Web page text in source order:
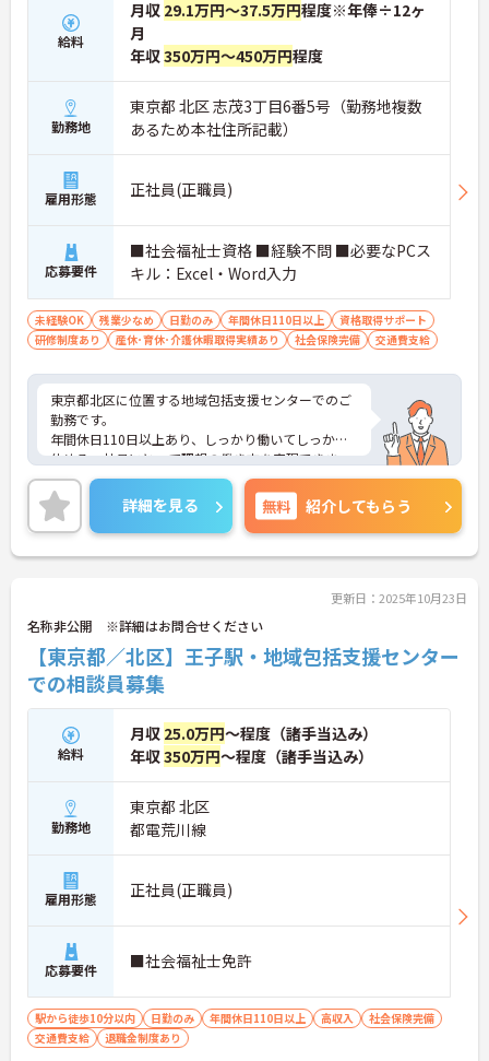
給料
月収 29.1万円～37.5万円程度※年俸÷12ヶ
月
年収350万円～450万円程度
勤務地
東京都 北区 志茂3丁目6番5号（勤務地複数
あるため本社住所記載）
雇用形態 正社員(正職員)
応募要件
■社会福祉士資格 ■経験不問 ■必要なPCス
キル：Excel・Word入力
未経験OK 残業少なめ 日勤のみ 年間休日110日以上
資格取得サポート
研修制度あり
産休･育休･介護休暇取得実績あり 社会保険完備 交通費支給
東京都北区に位置する地域包括支援センターでのご
勤務です。
年間休日110日以上あり、しっかり働いてしっかり
休める、社員にとって理想の働き方を実現できま
す。
経験不問！経験者からのOJＴもあるので安心して仕
事を始めることができます。
ご興味をお持ちの方はお気軽にお問い合わせくださ
い。
詳細を見る 無料 紹介してもらう
更新日：2025年10月23日
名称非公開 ※詳細はお問合せください
【東京都／北区】王子駅・地域包括支援センター
での相談員募集
給料
月収 25.0万円～程度（諸手当込み）
年収350万円～程度（諸手当込み）
勤務地
東京都 北区
都電荒川線
雇用形態 正社員(正職員)
応募要件 ■社会福祉士免許
駅から徒歩10分以内 日勤のみ 年間休日110日以上 高収入
社会保険完備
交通費支給
退職金制度あり